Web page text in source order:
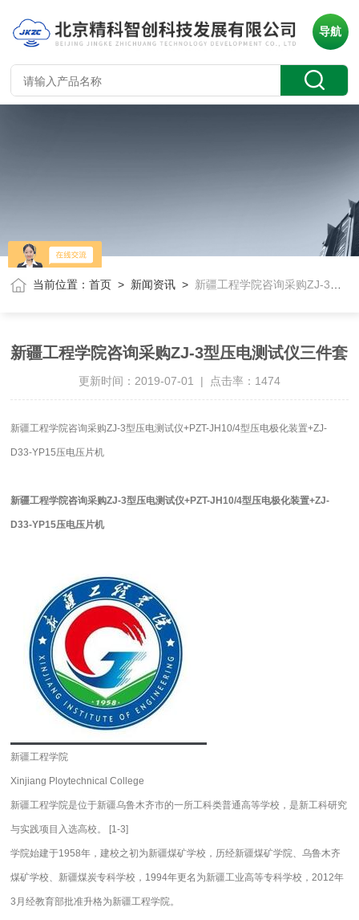
导航
当前位置：首页 > 新闻资讯 > 新疆工程学院咨询采购ZJ-3型压电测试仪三件套
新疆工程学院咨询采购ZJ-3型压电测试仪三件套
更新时间：2019-07-01 | 点击率：1474
新疆工程学院咨询采购ZJ-3型压电测试仪+PZT-JH10/4型压电极化装置+ZJ-
D33-YP15压电压片机
新疆工程学院咨询采购ZJ-3型压电测试仪+PZT-JH10/4型压电极化装置+ZJ-
D33-YP15压电压片机
新疆工程学院
Xinjiang Ploytechnical College
新疆工程学院是位于新疆乌鲁木齐市的一所工科类普通高等学校，是新工科研究
与实践项目入选高校。 [1-3]
学院始建于1958年，建校之初为新疆煤矿学校，历经新疆煤矿学院、乌鲁木齐
煤矿学校、新疆煤炭专科学校，1994年更名为新疆工业高等专科学校，2012年
3月经教育部批准升格为新疆工程学院。